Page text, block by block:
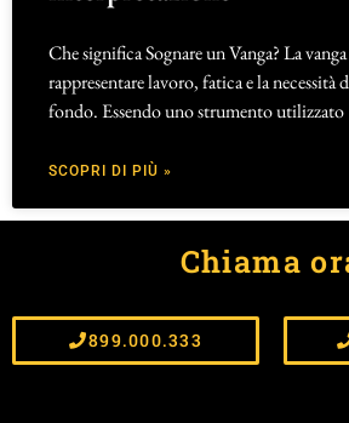
Che significa Sognare un Vanga? La
rappresentare lavoro, fatica e la necessità
fondo. Essendo uno strumento utilizzato
SCOPRI DI PIÙ »
Chiama
899.000.333